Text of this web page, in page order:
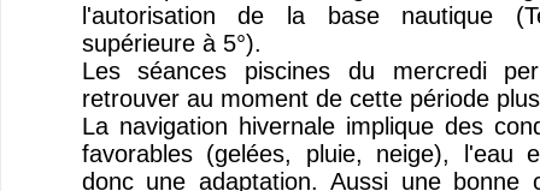
l'autorisation de la base nautique
supérieure à 5°).
Les séances piscines du mercredi
retrouver au moment de cette période
La navigation hivernale implique des
favorables (gelées, pluie, neige), l'eau
donc une adaptation. Aussi une bonne